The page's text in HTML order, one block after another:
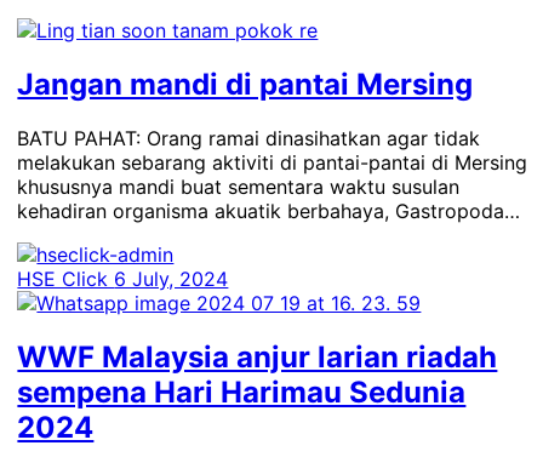
Jangan mandi di pantai Mersing
BATU PAHAT: Orang ramai dinasihatkan agar tidak
melakukan sebarang aktiviti di pantai-pantai di Mersing
khususnya mandi buat sementara waktu susulan
kehadiran organisma akuatik berbahaya, Gastropoda…
HSE Click 6 July, 2024
WWF Malaysia anjur larian riadah
sempena Hari Harimau Sedunia
2024